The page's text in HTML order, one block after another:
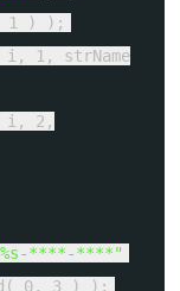
1 ) );
i, 1, strName
i, 2,
****-****"
0, 3 ) );